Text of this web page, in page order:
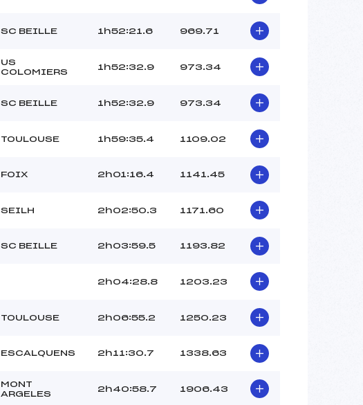
SC BEILLE 1h52:21.6 969.71
US
COLOMIERS
1h52:32.9 973.34
SC BEILLE 1h52:32.9 973.34
TOULOUSE 1h59:35.4 1109.02
FOIX 2h01:16.4 1141.45
SEILH 2h02:50.3 1171.60
SC BEILLE 2h03:59.5 1193.82
2h04:28.8 1203.23
TOULOUSE 2h06:55.2 1250.23
ESCALQUENS 2h11:30.7 1338.63
MONT
ARGELES
2h40:58.7 1906.43